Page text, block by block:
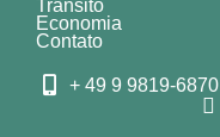
Trânsito
Economia
Contato
+ 49 9 9819-6870